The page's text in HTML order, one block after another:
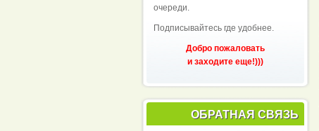
очереди.
Подписывайтесь где удобнее.
Добро пожаловать
и заходите еще!)))
ОБРАТНАЯ СВЯЗЬ